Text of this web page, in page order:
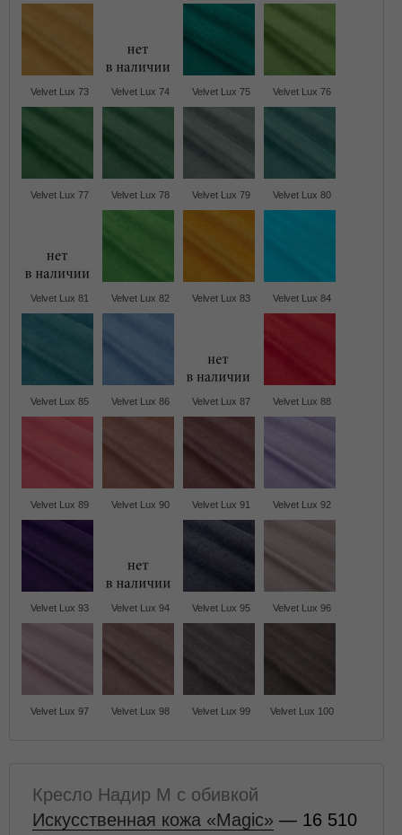
Velvet Lux 73 Velvet Lux 74 Velvet Lux 75 Velvet Lux 76
Velvet Lux 77 Velvet Lux 78 Velvet Lux 79 Velvet Lux 80
Velvet Lux 81 Velvet Lux 82 Velvet Lux 83 Velvet Lux 84
Velvet Lux 85 Velvet Lux 86 Velvet Lux 87 Velvet Lux 88
Velvet Lux 89 Velvet Lux 90 Velvet Lux 91 Velvet Lux 92
Velvet Lux 93 Velvet Lux 94 Velvet Lux 95 Velvet Lux 96
Velvet Lux 97 Velvet Lux 98 Velvet Lux 99 Velvet Lux 100
Кресло Надир M с обивкой
Искусственная кожа «Magic» — 16 510